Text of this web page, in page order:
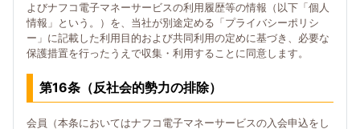
よびナフコ電子マネーサービスの利用履歴等の情報（以下「個人
情報」という。）を、当社が別途定める「プライバシーポリシ
ー」に記載した利用目的および共同利用の定めに基づき、必要な
保護措置を行ったうえで収集・利用することに同意します。
第16条（反社会的勢力の排除）
会員（本条においてはナフコ電子マネーサービスの入会申込をし